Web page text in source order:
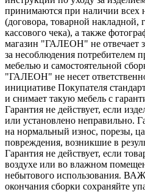
принимаются при наличии всех
(договора, товарной накладной,
кассового чека), а также
магазин "ГАЛЕОН" не отвечает
за несоблюдения потребителем
мебелью и самостоятельной
"ГАЛЕОН" не несет
инициативе Покупателя
и снимает такую мебель с
Гарантия не действует, если
или установлено неправильно.
на нормальный износ, порезы,
повреждения, возникшие в
Гарантия не действует, если
воздухе или во влажном
небытового использования.
окончания сборки сохраняйте